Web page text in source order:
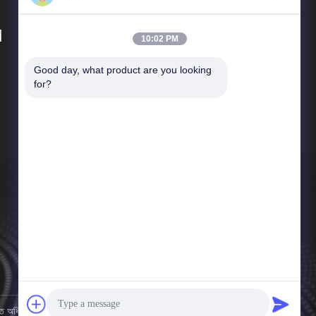
দ্রুত লিঙ্ক
সংরক্ষিত.
10:02 PM
Good day, what product are you looking
for?